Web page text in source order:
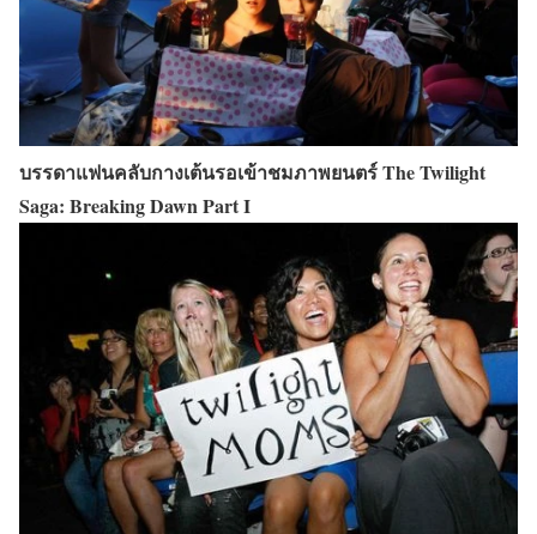
บรรดาแฟนคลับกางเต้นรอเข้าชมภาพยนตร์ The Twilight
Saga: Breaking Dawn Part I